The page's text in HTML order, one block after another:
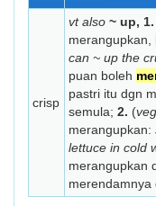
crisp
vt also ~ up, 1.
merangupkan,
can ~ up the
puan boleh
pastri itu dgn
semula; 2. (
merangupkan:
lettuce in cold
merangupkan
merendamnya